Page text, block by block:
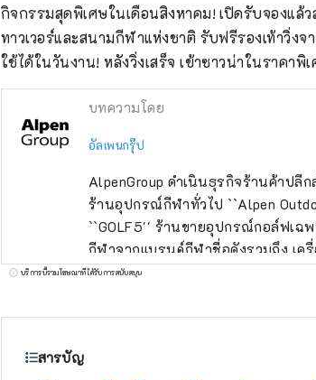
กิจกรรมสุดพิเศษในเดือนสิงหาคม! เปิดรับจองแล้
ทาวเวอร์และสนามกีฬาแห่งชาติ รับฟรีรองเท้าวิ่
ใช้ได้ในวันงาน! หลังวิ่งเสร็จ เข้าซาวน่าในราคาพิเ
บทความโดย
อัลเพนกรุ๊ป
AlpenGroup ดำเนินธุรกิจร้านค้าปลี
ร้านอุปกรณ์กีฬาทั่วไป ``Alpen
``GOLF5'' ร้านขายอุปกรณ์กอล์ฟเฉ
กีฬาจากแบรนด์กีฬาชื่อดังรวมถึง เค
และบริการที่หลากหลายที่จะตอบสน
บริการนี้รวมโฆษณาที่ได้รับการสนับสนุน
สารบัญ